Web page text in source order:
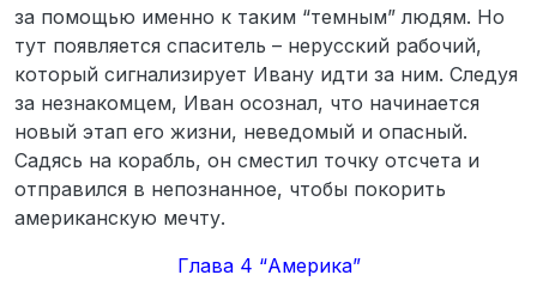
за помощью именно к таким “темным” людям. Но
тут появляется спаситель – нерусский рабочий,
который сигнализирует Ивану идти за ним. Следуя
за незнакомцем, Иван осознал, что начинается
новый этап его жизни, неведомый и опасный.
Садясь на корабль, он сместил точку отсчета и
отправился в непознанное, чтобы покорить
американскую мечту.
Глава 4 “Америка”